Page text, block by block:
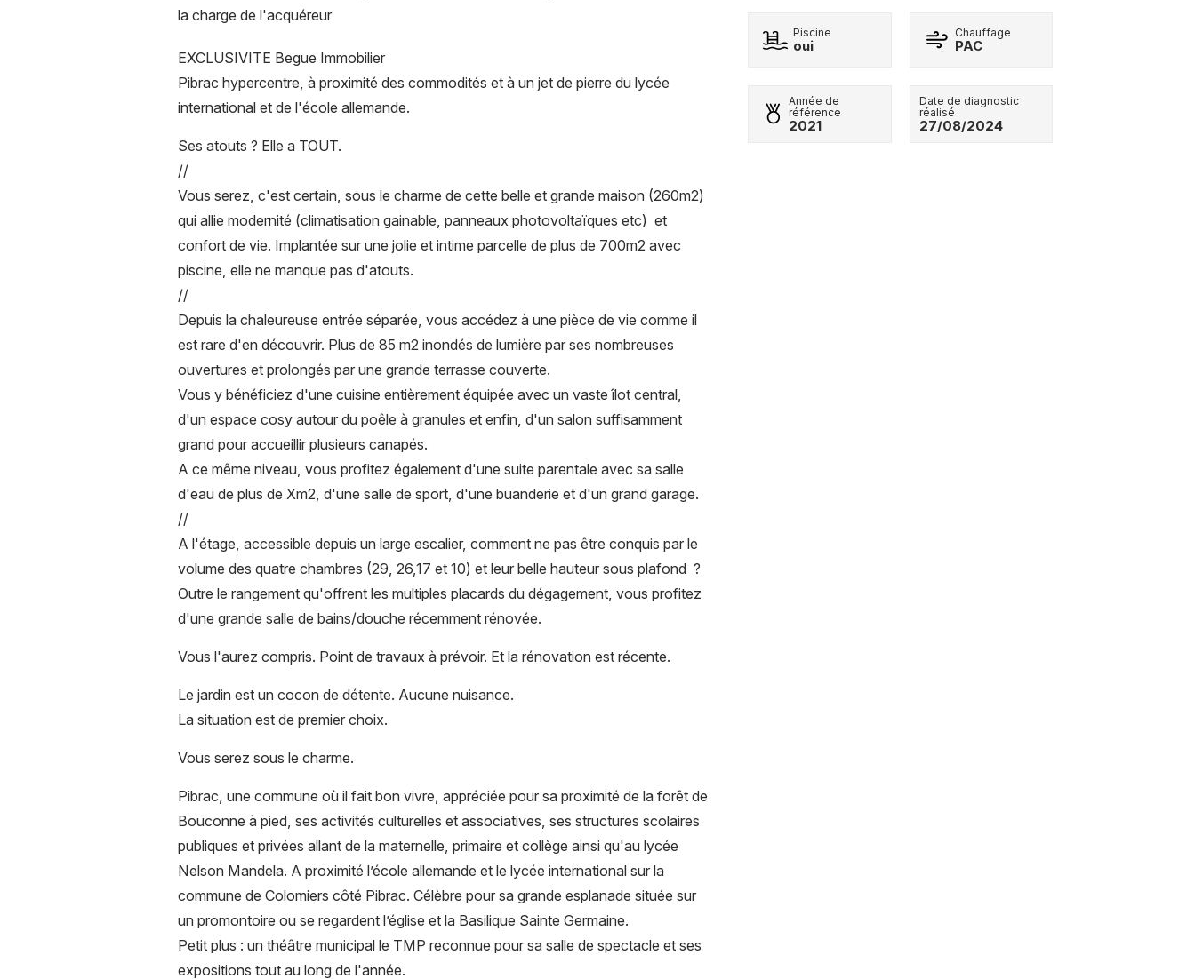
la charge de l'acquéreur
EXCLUSIVITE Begue Immobilier
Pibrac hypercentre, à proximité des commodités et à un jet de pierre du lycée
international et de l'école allemande.
Ses atouts ? Elle a TOUT.
//
Vous serez, c'est certain, sous le charme de cette belle et grande maison (260m2)
qui allie modernité (climatisation gainable, panneaux photovoltaïques etc) et
confort de vie. Implantée sur une jolie et intime parcelle de plus de 700m2 avec
piscine, elle ne manque pas d'atouts.
//
Depuis la chaleureuse entrée séparée, vous accédez à une pièce de vie comme il
est rare d'en découvrir. Plus de 85 m2 inondés de lumière par ses nombreuses
ouvertures et prolongés par une grande terrasse couverte.
Vous y bénéficiez d'une cuisine entièrement équipée avec un vaste îlot central,
d'un espace cosy autour du poêle à granules et enfin, d'un salon suffisamment
grand pour accueillir plusieurs canapés.
A ce même niveau, vous profitez également d'une suite parentale avec sa salle
d'eau de plus de Xm2, d'une salle de sport, d'une buanderie et d'un grand garage.
//
A l'étage, accessible depuis un large escalier, comment ne pas être conquis par le
volume des quatre chambres (29, 26,17 et 10) et leur belle hauteur sous plafond ?
Outre le rangement qu'offrent les multiples placards du dégagement, vous profitez
d'une grande salle de bains/douche récemment rénovée.
Vous l'aurez compris. Point de travaux à prévoir. Et la rénovation est récente.
Le jardin est un cocon de détente. Aucune nuisance.
La situation est de premier choix.
Vous serez sous le charme.
Pibrac, une commune où il fait bon vivre, appréciée pour sa proximité de la forêt de
Bouconne à pied, ses activités culturelles et associatives, ses structures scolaires
publiques et privées allant de la maternelle, primaire et collège ainsi qu'au lycée
Nelson Mandela. A proximité l’école allemande et le lycée international sur la
commune de Colomiers côté Pibrac. Célèbre pour sa grande esplanade située sur
un promontoire ou se regardent l’église et la Basilique Sainte Germaine.
Petit plus : un théâtre municipal le TMP reconnue pour sa salle de spectacle et ses
expositions tout au long de l'année.
Piscine
oui
Chauffage
PAC
Année de
référence
2021
Date de diagnostic
réalisé
27/08/2024